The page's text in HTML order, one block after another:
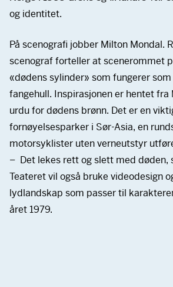
og identitet.
På scenografi jobber Milton Mondal.
scenograf forteller at scenerommet
«dødens sylinder» som fungerer
fangehull. Inspirasjonen er hentet fra
urdu for dødens brønn. Det er en
fornøyelsesparker i Sør-Asia, en
motorsyklister uten verneutstyr
– Det lekes rett og slett med døden,
Teateret vil også bruke videodesign
lydlandskap som passer til
året 1979.